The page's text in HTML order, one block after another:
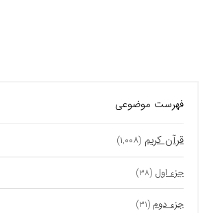
فهرست موضوعی
قرآن کریم (۱,۰۰۸)
جزء اول (۳۸)
جزء دوم (۳۱)